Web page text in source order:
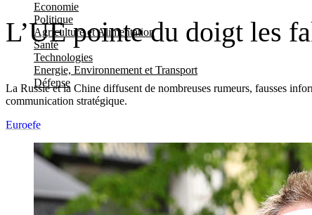
Economie
Politique
Agriculture et Alimentation
Santé
Technologies
Energie, Environnement et Transport
Défense
L’UE pointe du doigt les
La Russie et la Chine diffusent de nombreuses rumeurs, fausses
communication stratégique.
Euroefe